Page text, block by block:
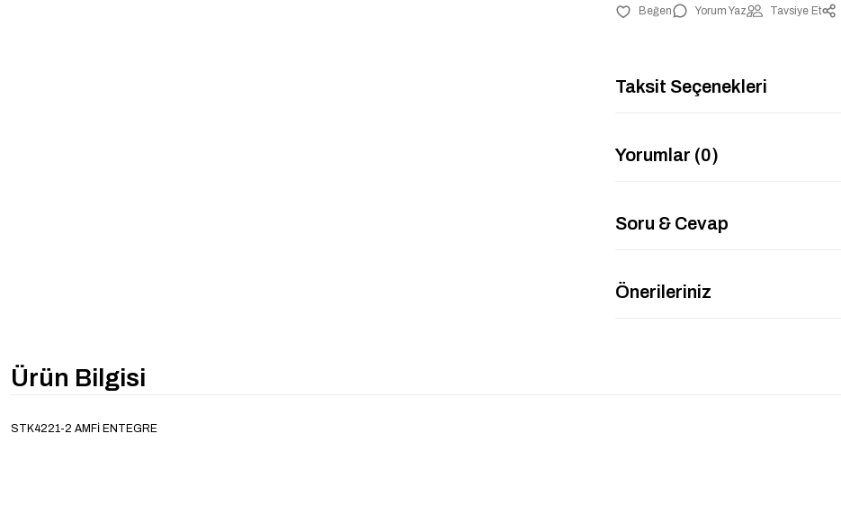
Yorum Yaz Tavsiye Et
Taksit Seçenekleri
Yorumlar (0)
Soru & Cevap
Önerileriniz
Ürün Bilgisi
STK4221-2 AMFİ ENTEGRE